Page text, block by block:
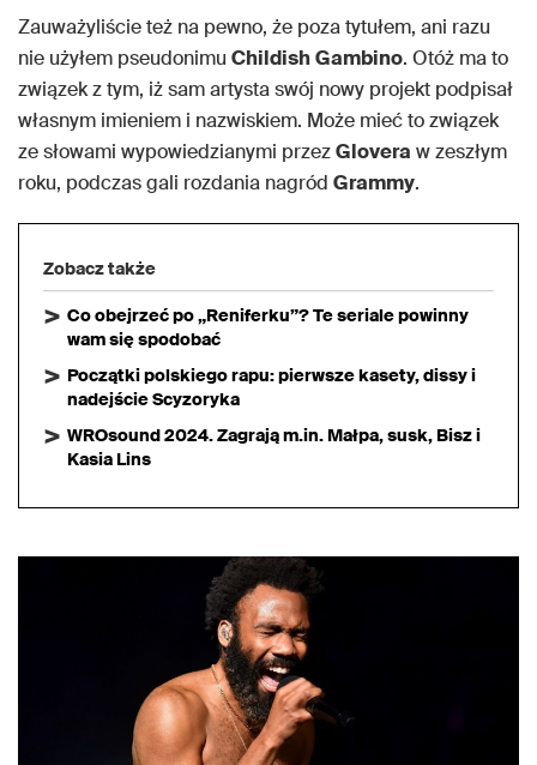
Zauważyliście też na pewno, że poza tytułem, ani razu
nie użyłem pseudonimu ChildishGambino. Otóż ma to
związek z tym, iż sam artysta swój nowy projekt podpisał
własnym imieniem i nazwiskiem. Może mieć to związek
ze słowami wypowiedzianymi przezGlovera w zeszłym
roku, podczas gali rozdania nagród Grammy.
Zobacz także
Co obejrzeć po „Reniferku”? Te seriale powinny
wam się spodobać
Początki polskiego rapu: pierwsze kasety, dissy i
nadejście Scyzoryka
WROsound 2024. Zagrają m.in. Małpa, susk, Bisz i
Kasia Lins